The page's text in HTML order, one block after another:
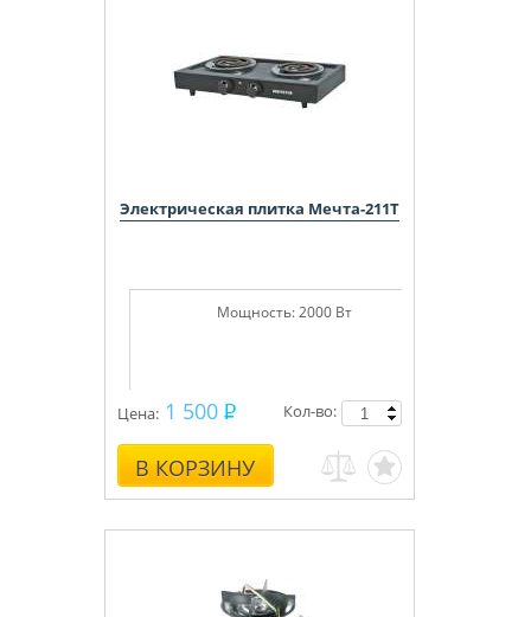
Электрическая плитка Мечта-211Т
Мощность:2000 Вт
Цена: 1 500
В КОРЗИНУ
Кол-во: